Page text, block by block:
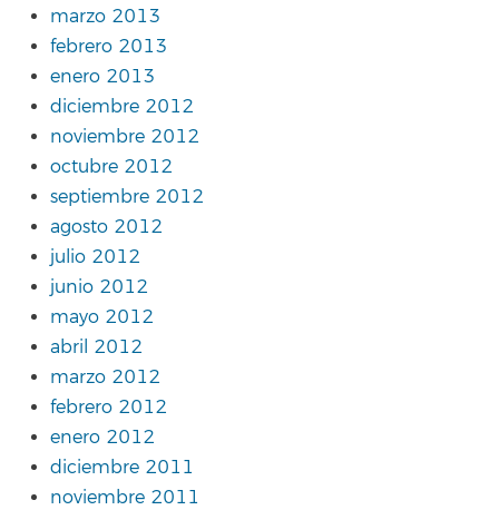
marzo 2013
febrero 2013
enero 2013
diciembre 2012
noviembre 2012
octubre 2012
septiembre 2012
agosto 2012
julio 2012
junio 2012
mayo 2012
abril 2012
marzo 2012
febrero 2012
enero 2012
diciembre 2011
noviembre 2011